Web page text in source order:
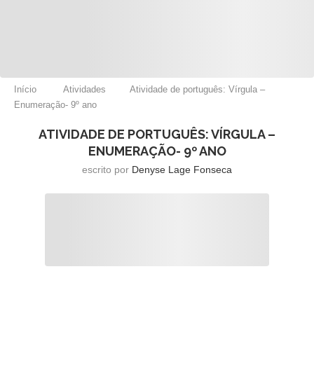
Início Atividades
Atividade de português: Vírgula –
Enumeração- 9º ano
ATIVIDADE DE PORTUGUÊS: VÍRGULA –
ENUMERAÇÃO- 9º ANO
escrito por Denyse Lage Fonseca